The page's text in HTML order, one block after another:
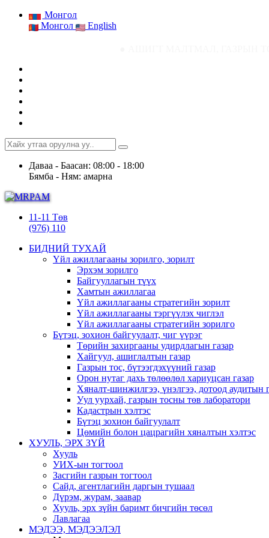
Монгол
Монгол
English
Даваа - Баасан: 08:00 - 18:00
Бямба - Ням: амарна
11-11 Төв
(976) 110
БИДНИЙ ТУХАЙ
Үйл ажиллагааны зорилго, зорилт
Эрхэм зорилго
Байгууллагын түүх
Хамтын ажиллагаа
Үйл ажиллагааны стратегийн зорилт
Үйл ажиллагааны тэргүүлэх чиглэл
Үйл ажиллагааны стратегийн зорилго
Бүтэц, зохион байгуулалт, чиг үүрэг
Төрийн захиргааны удирдлагын газар
Хайгуул, ашиглалтын газар
Газрын тос, бүтээгдэхүүний газар
Орон нутаг дахь төлөөлөл хариуцсан газар
Хяналт-шинжилгээ, үнэлгээ, дотоод аудитын
Уул уурхай, газрын тосны төв лаборатори
Кадастрын хэлтэс
Бүтэц зохион байгуулалт
Цөмийн болон цацрагийн хяналтын хэлтэс
ХУУЛЬ, ЭРХ ЗҮЙ
Хууль
УИХ-ын тогтоол
Засгийн газрын тогтоол
Сайд, агентлагийн даргын тушаал
Дүрэм, журам, заавар
Хууль, эрх зүйн баримт бичгийн төсөл
Лавлагаа
МЭДЭЭ, МЭДЭЭЛЭЛ